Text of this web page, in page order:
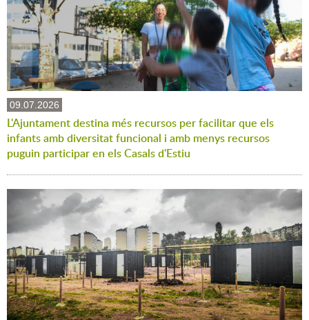
09.07.2026
L'Ajuntament destina més recursos per facilitar que els
infants amb diversitat funcional i amb menys recursos
puguin participar en els Casals d'Estiu